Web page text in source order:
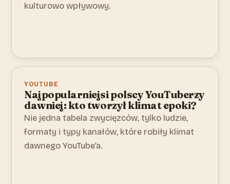
kulturowo wpływowy.
YOUTUBE
Najpopularniejsi polscy YouTuberzy
dawniej: kto tworzył klimat epoki?
Nie jedna tabela zwycięzców, tylko ludzie,
formaty i typy kanałów, które robiły klimat
dawnego YouTube’a.